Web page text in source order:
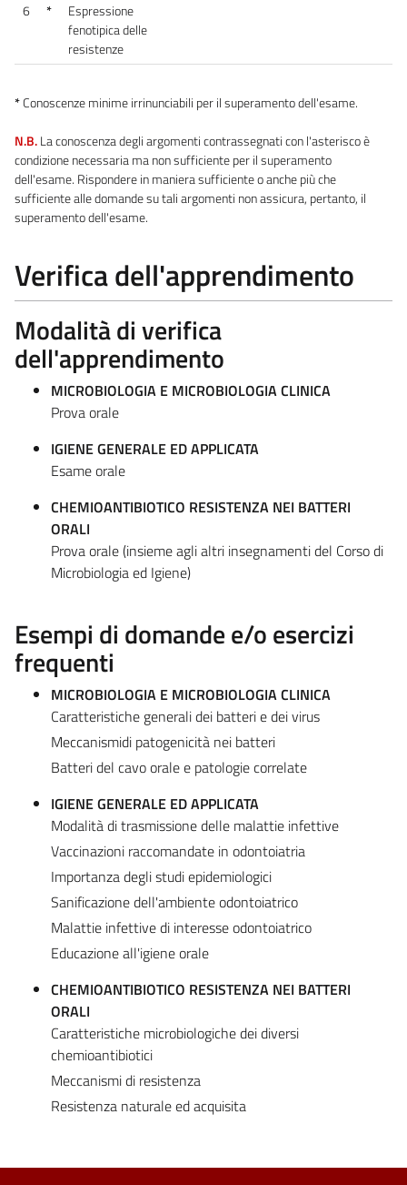
6
*
Espressione
fenotipica delle
resistenze
*Conoscenze minime irrinunciabili per il superamento dell'esame.
N.B.La conoscenza degli argomenti contrassegnati con l'asterisco è
condizione necessaria ma non sufficiente per il superamento
dell'esame. Rispondere in maniera sufficiente o anche più che
sufficiente alle domande su tali argomenti non assicura, pertanto, il
superamento dell'esame.
Verifica dell'apprendimento
Modalità di verifica
dell'apprendimento
MICROBIOLOGIA E MICROBIOLOGIA CLINICA
Prova orale
IGIENE GENERALE ED APPLICATA
Esame orale
CHEMIOANTIBIOTICO RESISTENZA NEI BATTERI
ORALI
Prova orale (insieme agli altri insegnamenti del Corso di
Microbiologia ed Igiene)
Esempi di domande e/o esercizi
frequenti
MICROBIOLOGIA E MICROBIOLOGIA CLINICA
Caratteristiche generali dei batteri e dei virus
Meccanismidi patogenicità nei batteri
Batteri del cavo orale e patologie correlate
IGIENE GENERALE ED APPLICATA
Modalità di trasmissione delle malattie infettive
Vaccinazioni raccomandate in odontoiatria
Importanza degli studi epidemiologici
Sanificazione dell'ambiente odontoiatrico
Malattie infettive di interesse odontoiatrico
Educazione all'igiene orale
CHEMIOANTIBIOTICO RESISTENZA NEI BATTERI
ORALI
Caratteristiche microbiologiche dei diversi
chemioantibiotici
Meccanismi di resistenza
Resistenza naturale ed acquisita